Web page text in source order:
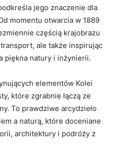
jego znaczenie dla
momentu otwarcia w 1889
częścią krajobrazu
ale także inspirując
piękna natury i inżynierii.
elementów Kolei
które zgrabnie łączą ze
To prawdziwe arcydzieło
a naturą, które doceniane
architektury i podróży z